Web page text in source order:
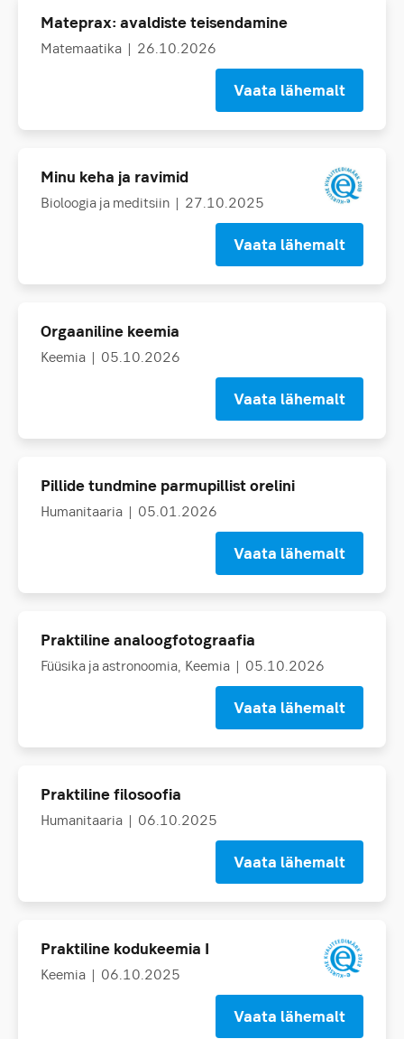
Mateprax: avaldiste teisendamine
Matemaatika | 26.10.2026
Vaata lähemalt
Minu keha ja ravimid
Bioloogia ja meditsiin | 27.10.2025
Vaata lähemalt
Orgaaniline keemia
Keemia | 05.10.2026
Vaata lähemalt
Pillide tundmine parmupillist orelini
Humanitaaria | 05.01.2026
Vaata lähemalt
Praktiline analoogfotograafia
Füüsika ja astronoomia Keemia | 05.10.2026
Vaata lähemalt
Praktiline filosoofia
Humanitaaria | 06.10.2025
Vaata lähemalt
Praktiline kodukeemia I
Keemia | 06.10.2025
Vaata lähemalt